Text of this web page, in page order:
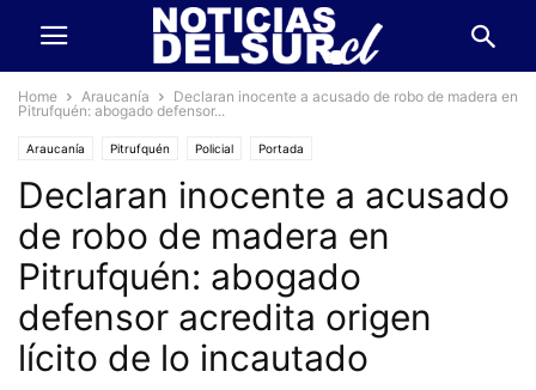
Home Araucanía
Declaran inocente a acusado de robo de madera en
Pitrufquén: abogado defensor...
Araucanía Pitrufquén Policial Portada
Declaran inocente a acusado
de robo de madera en
Pitrufquén: abogado
defensor acredita origen
lícito de lo incautado